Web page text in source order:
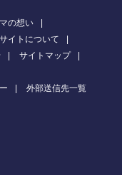
の想い
イトについて
サイトマップ
外部送信先一覧